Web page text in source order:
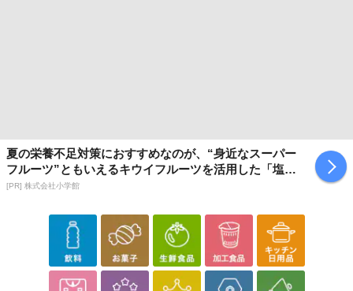
夏の栄養不足対策におすすめなのが、“身近なスーパー
フルーツ”ともいえるキウイフルーツを活用した「塩キ
ウイ」
[PR] 株式会社小学館